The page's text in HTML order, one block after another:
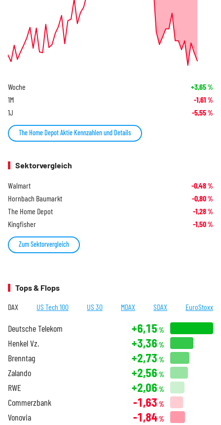
Woche +3,65%
1M -1,61 %
1J -5,55%
The Home Depot Aktie Kennzahlen und Details
Sektorvergleich
Walmart -0,48%
Hornbach Baumarkt -0,80%
The Home Depot -1,28%
Kingfisher -1,50%
Zum Sektorvergleich
Tops & Flops
DAX US Tech 100 US 30 MDAX SDAX EuroStoxx
Deutsche Telekom +6,15 %
Henkel Vz. +3,36 %
Brenntag +2,73 %
Zalando +2,56 %
RWE +2,06 %
Commerzbank -1,63 %
Vonovia -1,84%